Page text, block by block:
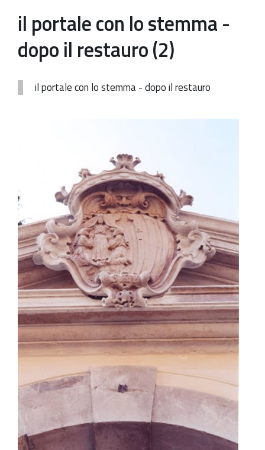
Patrimonio Storico-Artistico
Ufficio Esportazione
Servizi
il portale con lo stemma -
dopo il restauro (2)
il portale con lo stemma - dopo il restauro